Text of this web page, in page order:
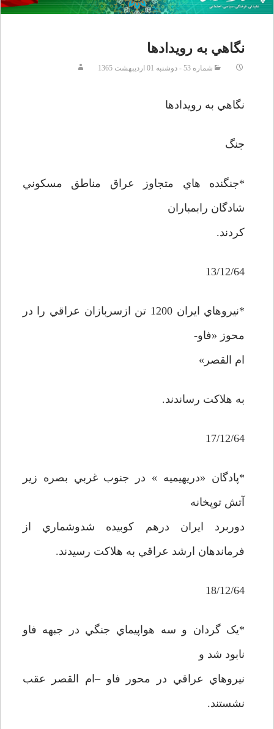
نگاهي به رويدادها
شماره 53 - دوشنبه 01 ارديبهشت 1365
نگاهي به رويدادها
جنگ
*جنگنده هاي متجاوز عراق مناطق مسکوني
شادگان رابمباران
کردند.
13/12/64
*نيروهاي ايران 1200 تن ازسربازان عراقي را در
محوز «فاو-
ام القصر»
به هلاکت رساندند.
17/12/64
*پادگان «دريهيميه » در جنوب غربي بصره زير
آتش توپخانه
دوربرد ايران درهم کوبيده شدوشماري از
فرماندهان ارشد عراقي به هلاکت رسيدند.
18/12/64
*يک گردان و سه هواپيماي جنگي در جبهه فاو
نابود شد و
نيروهاي عراقي در محور فاو –ام القصر عقب
نشستند.